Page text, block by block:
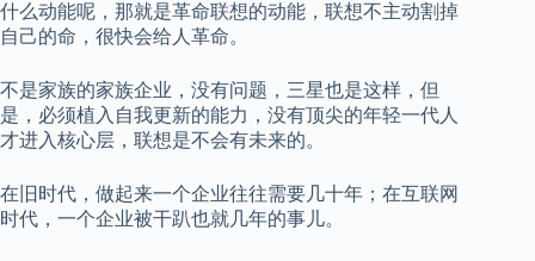
什么动能呢，那就是革命联想的动能，联想不主动割掉
自己的命，很快会给人革命。
不是家族的家族企业，没有问题，三星也是这样，但
是，必须植入自我更新的能力，没有顶尖的年轻一代人
才进入核心层，联想是不会有未来的。
在旧时代，做起来一个企业往往需要几十年；在互联网
时代，一个企业被干趴也就几年的事儿。